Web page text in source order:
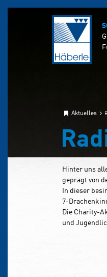
Aktuelles
Hinter uns
geprägt von
In dieser
7-
Die Charity-
und